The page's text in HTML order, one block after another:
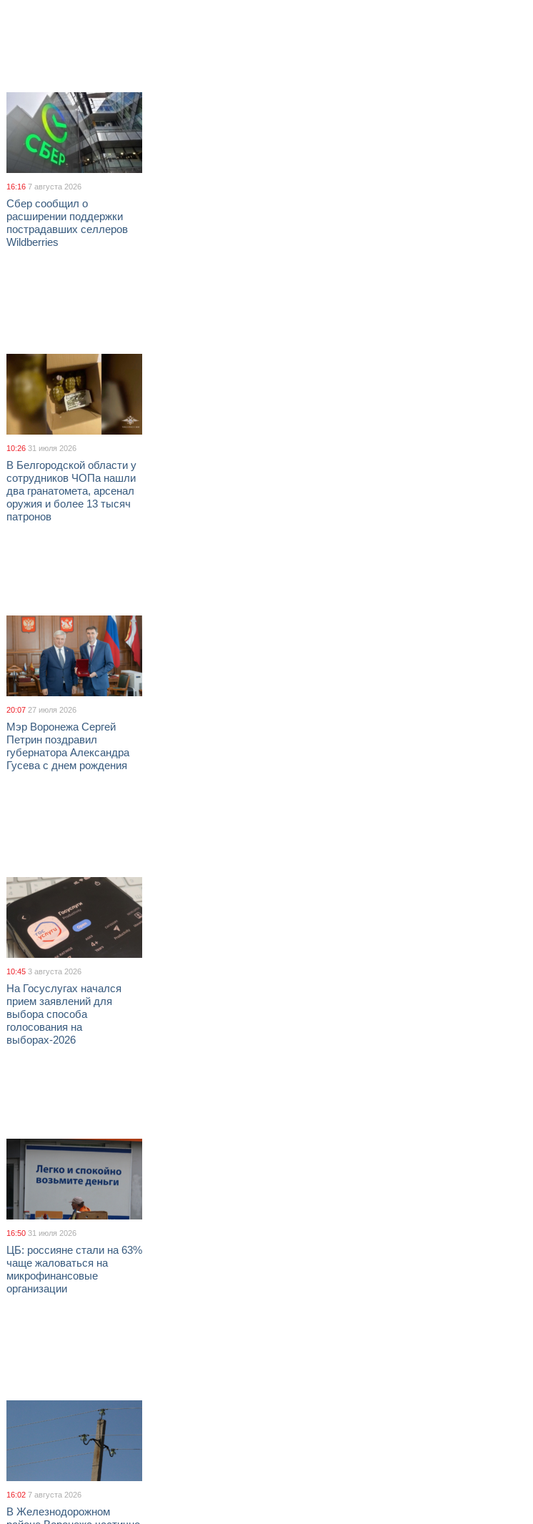
16:16 7 августа 2026
Сбер сообщил о
расширении поддержки
пострадавших селлеров
Wildberries
10:26 31 июля 2026
В Белгородской области у
сотрудников ЧОПа нашли
два гранатомета, арсенал
оружия и более 13 тысяч
патронов
20:07 27 июля 2026
Мэр Воронежа Сергей
Петрин поздравил
губернатора Александра
Гусева с днем рождения
10:45 3 августа 2026
На Госуслугах начался
прием заявлений для
выбора способа
голосования на
выборах-2026
16:50 31 июля 2026
ЦБ: россияне стали на 63%
чаще жаловаться на
микрофинансовые
организации
16:02 7 августа 2026
В Железнодорожном